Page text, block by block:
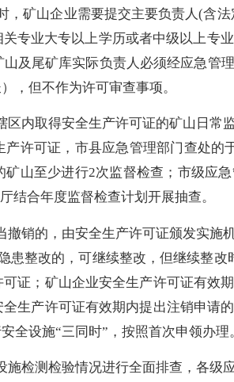
，矿山企业需要提交主要负责人(含法
专业大专以上学历或者中级以上专
及尾矿库实际负责人必须经应急管
，但不作为许可审查事项。
区内取得安全生产许可证的矿山日常
许可证， 市县应急管理部门查处的
山至少进行2次监督检查；市级应
结合年度监督检查计划开展抽查。
撤销的，由安全生产许可证颁发实施
整改的，可继续整改，但继续整
证；矿山企业安全生产许可证有效
生产许可证有效期内提出注销申请
全设施“三同时”，按照首次申领办理
施检测检验情况进行全面排查，各级